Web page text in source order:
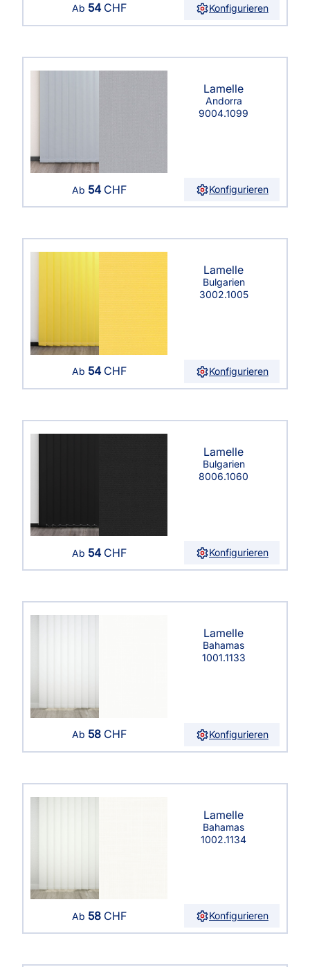
Ab 54CHF Konfigurieren
Lamelle
Andorra
9004.1099
Ab 54CHF Konfigurieren
Lamelle
Bulgarien
3002.1005
Ab 54CHF Konfigurieren
Lamelle
Bulgarien
8006.1060
Ab 54CHF Konfigurieren
Lamelle
Bahamas
1001.1133
Ab 58CHF Konfigurieren
Lamelle
Bahamas
1002.1134
Ab 58CHF Konfigurieren